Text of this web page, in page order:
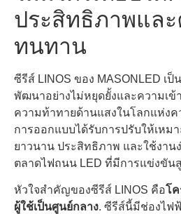
ประสิทธิภาพแล
ทนทาน
ซีรีส์ LINOS ของ MASONLED เ
พัฒนาอย่างไม่หยุดยั้งและความเข้
ความท้าทายด้านแสงในโลกแห่งค
การออกแบบได้รับการปรับให้เหม
ยาวนาน ประสิทธิภาพ และใช้งาน
ตลาดไฟถนน LED ที่มีการแข่งขัน
หัวใจสําคัญของซีรีส์ LINOS คือโค
ผู้ใช้เป็นศูนย์กลาง. ซีรีส์นี้มีช่องไฟ